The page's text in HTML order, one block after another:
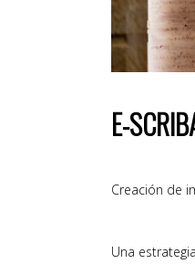
E-
Creación de
Una